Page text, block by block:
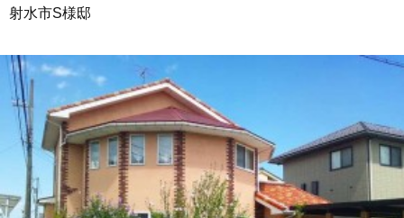
射水市S様邸